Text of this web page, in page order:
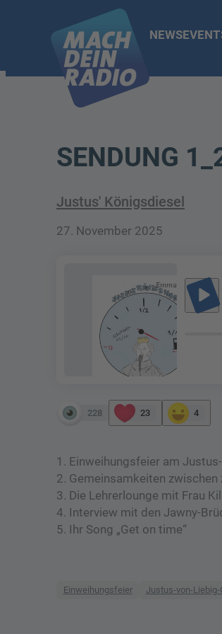
NEWS
SENDUNG
Justus' Königsdiesel
27. November 2025
Emma Grigoreplay_arrow
228 23 4
1. Einweihungsfeier am
2. Gemeinsamkeiten zwischen
3. Die Lehrerlounge mit Frau
4. Interview mit den Jawny-
5. Ihr Song „Get on time“
Einweihungsfeier Justus-von-